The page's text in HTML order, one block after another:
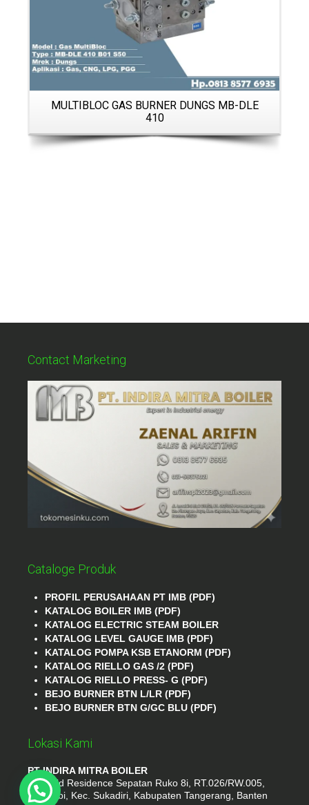
MULTIBLOC GAS BURNER DUNGS MB-DLE
410
Contact Marketing
Cataloge Produk
PROFIL PERUSAHAAN PT IMB (PDF)
KATALOG BOILER IMB (PDF)
KATALOG ELECTRIC STEAM BOILER
KATALOG LEVEL GAUGE IMB (PDF)
KATALOG POMPA KSB ETANORM (PDF)
KATALOG RIELLO GAS /2 (PDF)
KATALOG RIELLO PRESS- G (PDF)
BEJO BURNER BTN L/LR (PDF)
BEJO BURNER BTN G/GC BLU (PDF)
Lokasi Kami
PT INDIRA MITRA BOILER
Emerald Residence Sepatan Ruko 8i, RT.026/RW.005,
Kosambi, Kec. Sukadiri, Kabupaten Tangerang, Banten